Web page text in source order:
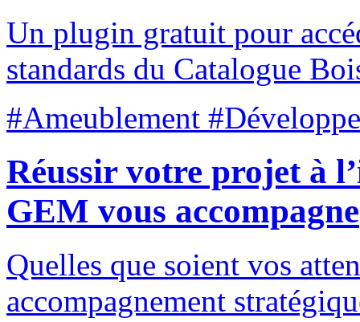
Un plugin gratuit pour
standards du Catalogue
#Ameublement
Réussir votre projet à
GEM vous accompagne
Quelles que soient vos
accompagnement